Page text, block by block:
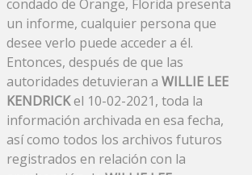
condado de Orange, Florida presenta
un informe, cualquier persona que
desee verlo puede acceder a él.
Entonces, después de que las
autoridades detuvieran a WILLIE LEE
KENDRICKel 10-02-2021, toda la
información archivada en esa fecha,
así como todos los archivos futuros
registrados en relación con la